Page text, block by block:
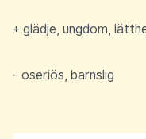
+ glädje, ungdom,
- oseriös, barnslig